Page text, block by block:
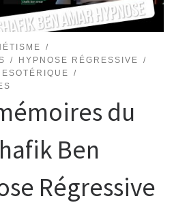
HYPNOSE RÉGRESSIVE
du
Ben
Régressive